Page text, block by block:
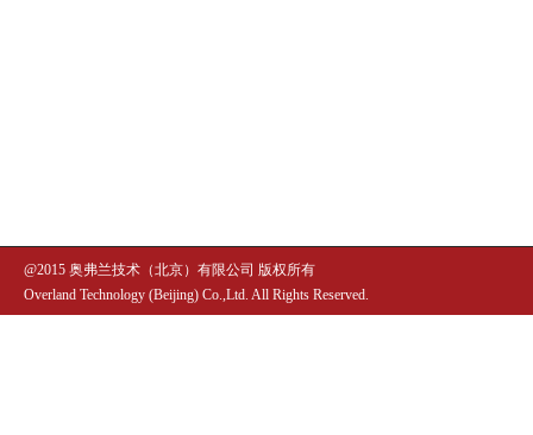
@2015 奥弗兰技术（北京）有限公司 版权所有
Overland Technology (Beijing) Co.,Ltd. All Rights Reserved.